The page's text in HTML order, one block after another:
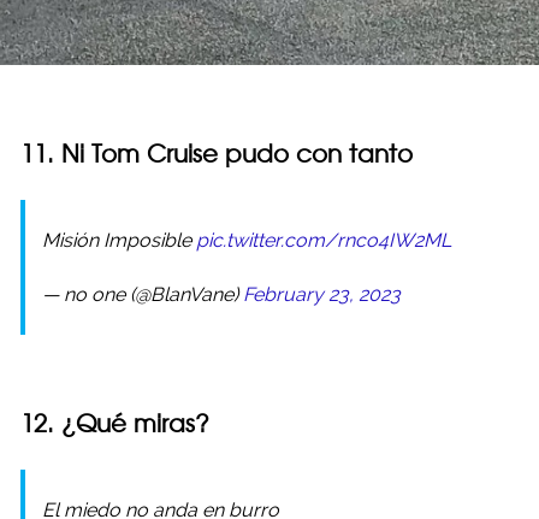
11. Ni Tom Cruise pudo con tanto
Misión Imposible pic.twitter.com/rnco4IW2ML
— no one (@BlanVane)February 23, 2023
12. ¿Qué miras?
El miedo no anda en burro